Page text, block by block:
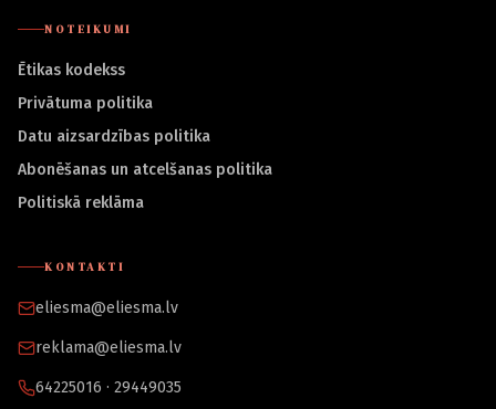
NOTEIKUMI
Ētikas kodekss
Privātuma politika
Datu aizsardzības politika
Abonēšanas un atcelšanas politika
Politiskā reklāma
KONTAKTI
eliesma@eliesma.lv
reklama@eliesma.lv
64225016 · 29449035